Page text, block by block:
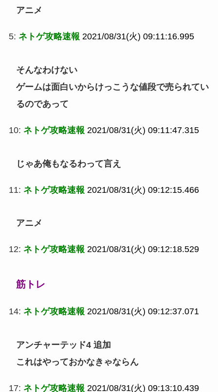
アニメ
5: ネトゲ攻略速報 2021/08/31(火) 09:11:16.995
そんなわけない
ゲームは面白いからけっこうな値段で売られてい
るのであって
10: ネトゲ攻略速報 2021/08/31(火) 09:11:47.315
じゃあ俺もなるわって言え
11: ネトゲ攻略速報 2021/08/31(火) 09:12:15.466
アニメ
12: ネトゲ攻略速報 2021/08/31(火) 09:12:18.529
筋トレ
14: ネトゲ攻略速報 2021/08/31(火) 09:12:37.071
アンチャーテッド4 追加
これはやっておかなきゃならん
17: ネトゲ攻略速報 2021/08/31(火) 09:13:10.439